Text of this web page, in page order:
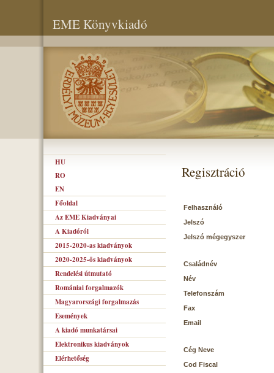
EME Könyvkiadó
HU
RO
EN
Főoldal
Az EME Kiadványai
A Kiadóról
2015-2020-as kiadványok
2020-2025-ös kiadványok
Rendelési útmutató
Romániai forgalmazók
Magyarországi forgalmazás
Események
A kiadó munkatársai
Elektronikus kiadványok
Elérhetőség
Regisztráció
Felhasználó
Jelszó
Jelszó mégegyszer
Családnév
Név
Telefonszám
Fax
Email
Cég Neve
Cod Fiscal